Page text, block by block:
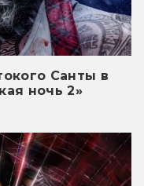
Санты в
ночь 2»